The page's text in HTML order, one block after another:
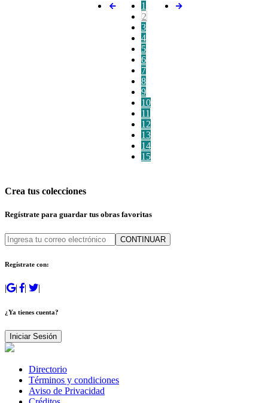
1
2
3
4
5
6
7
8
9
10
11
12
13
14
15
Crea tus colecciones
Regístrate para guardar tus obras favoritas
CONTINUAR
Regístrate con:
| | | |
¿Ya tienes cuenta?
Iniciar Sesión
Directorio
Términos y condiciones
Aviso de Privacidad